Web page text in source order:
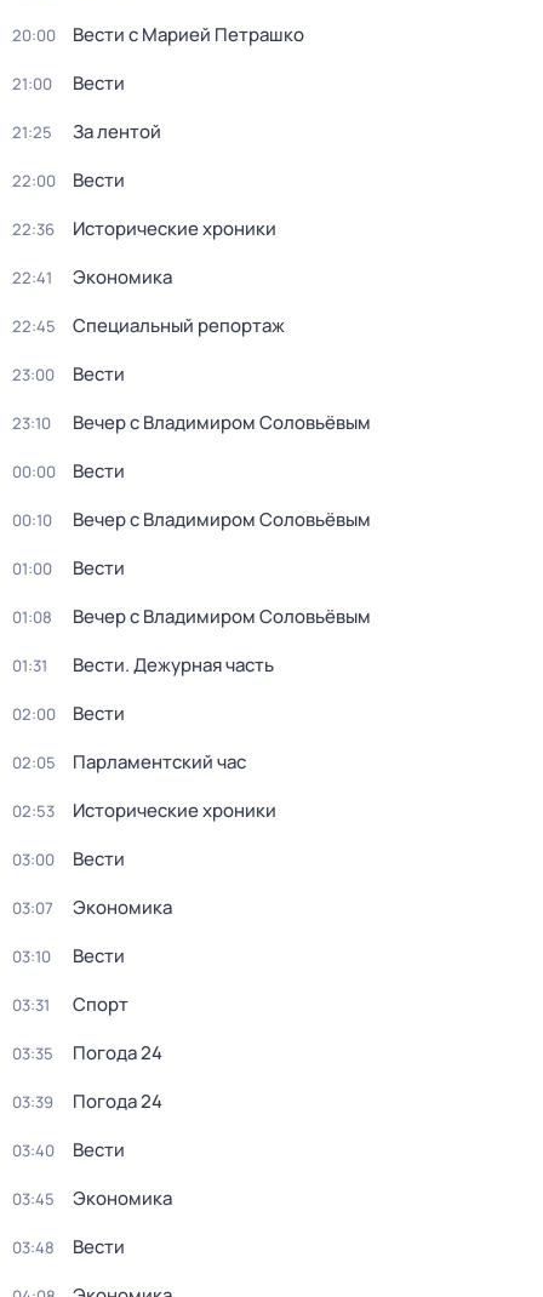
20:00 Вести с Марией Петрашко
21:00 Вести
21:25 За лентой
22:00 Вести
22:36 Исторические хроники
22:41 Экономика
22:45 Специальный репортаж
23:00 Вести
23:10 Вечер с Владимиром Соловьёвым
00:00 Вести
00:10 Вечер с Владимиром Соловьёвым
01:00 Вести
01:08 Вечер с Владимиром Соловьёвым
01:31 Вести. Дежурная часть
02:00 Вести
02:05 Парламентский час
02:53 Исторические хроники
03:00 Вести
03:07 Экономика
03:10 Вести
03:31 Спорт
03:35 Погода 24
03:39 Погода 24
03:40 Вести
03:45 Экономика
03:48 Вести